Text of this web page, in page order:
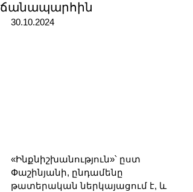
ճանապարհին
30.10.2024
«Ինքնիշխանություն»՝ ըստ
Փաշինյանի, ընդամենը
թատերական ներկայացում է, և